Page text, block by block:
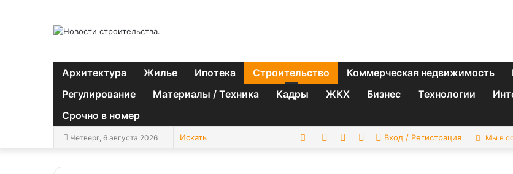
Архитектура Жилье Ипотека Строительство Коммерческая недвижимость
Регулирование
Материалы / Техника Кадры ЖКХ Бизнес Технологии
Срочно в номер
Четверг, 6 августа 2026 Искать SwitchSidebarСлучайная
Вход / Регистрация Мы в